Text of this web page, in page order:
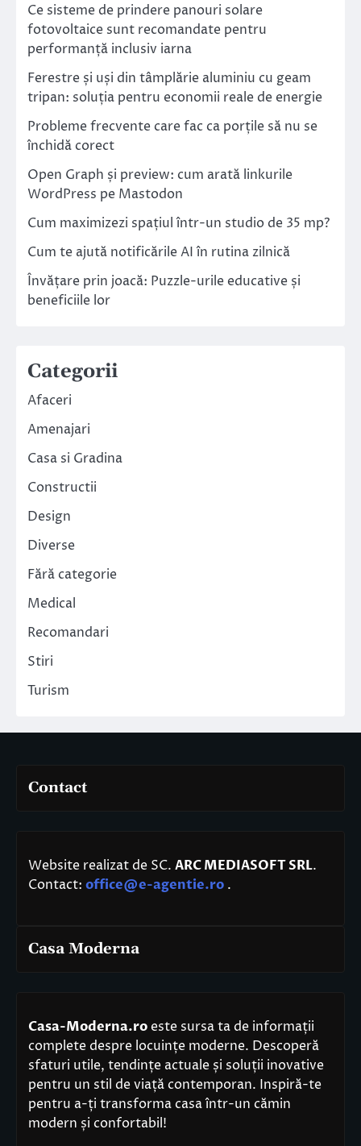
Ce sisteme de prindere panouri solare
fotovoltaice sunt recomandate pentru
performanță inclusiv iarna
Ferestre și uși din tâmplărie aluminiu cu geam
tripan: soluția pentru economii reale de energie
Probleme frecvente care fac ca porțile să nu se
închidă corect
Open Graph și preview: cum arată linkurile
WordPress pe Mastodon
Cum maximizezi spațiul într-un studio de 35 mp?
Cum te ajută notificările AI în rutina zilnică
Învățare prin joacă: Puzzle-urile educative și
beneficiile lor
Categorii
Afaceri
Amenajari
Casa si Gradina
Constructii
Design
Diverse
Fără categorie
Medical
Recomandari
Stiri
Turism
Contact
Website realizat de SC. ARC MEDIASOFT SRL.
Contact: office@e-agentie.ro .
Casa Moderna
Casa-Moderna.roeste sursa ta de informații
complete despre locuințe moderne. Descoperă
sfaturi utile, tendințe actuale și soluții inovative
pentru un stil de viață contemporan. Inspiră-te
pentru a-ți transforma casa într-un cămin
modern și confortabil!